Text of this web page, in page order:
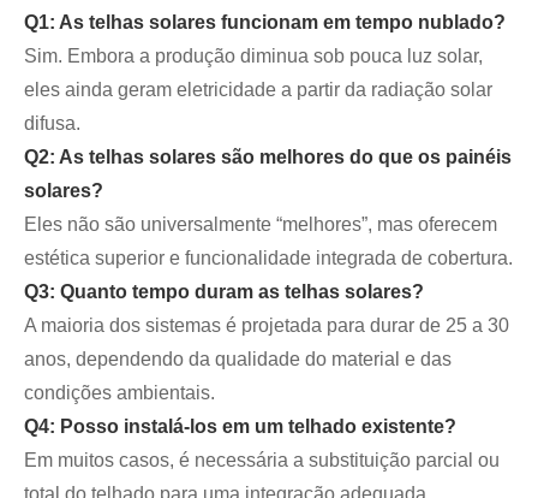
Q1: As telhas solares funcionam em tempo nublado?
Sim. Embora a produção diminua sob pouca luz solar,
eles ainda geram eletricidade a partir da radiação solar
difusa.
Q2: As telhas solares são melhores do que os painéis
solares?
Eles não são universalmente “melhores”, mas oferecem
estética superior e funcionalidade integrada de cobertura.
Q3: Quanto tempo duram as telhas solares?
A maioria dos sistemas é projetada para durar de 25 a 30
anos, dependendo da qualidade do material e das
condições ambientais.
Q4: Posso instalá-los em um telhado existente?
Em muitos casos, é necessária a substituição parcial ou
total do telhado para uma integração adequada.